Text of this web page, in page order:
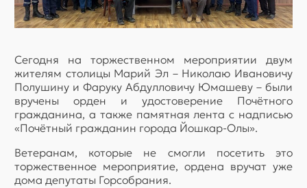
Сегодня на торжественном мероприятии двум
жителям столицы Марий Эл – Николаю Ивановичу
Полушину и Фаруку Абдулловичу Юмашеву – были
вручены орден и удостоверение Почётного
гражданина, а также памятная лента с надписью
«Почётный гражданин города Йошкар-Олы».
Ветеранам, которые не смогли посетить это
торжественное мероприятие, ордена вручат уже
дома депутаты Горсобрания.